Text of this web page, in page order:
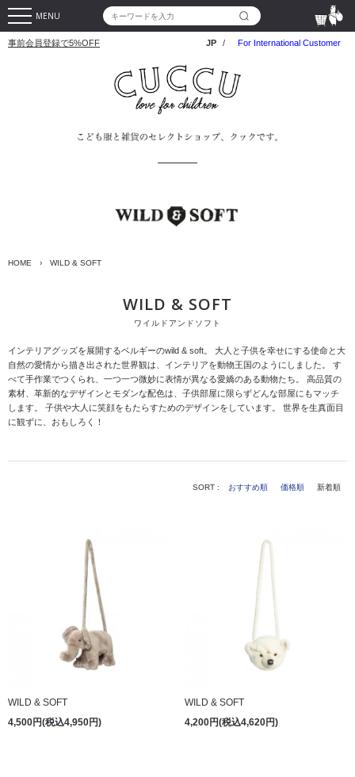
MENU
事前会員登録で5%OFF JP / For International Customer
HOME › WILD & SOFT
WILD & SOFT
ワイルドアンドソフト
インテリアグッズを展開するベルギーのwild & soft。
大人と子供を幸せにする使命と大
自然の愛情から描き出された世界観は、インテリアを動物王国のようにしました。
す
べて手作業でつくられ、一つ一つ微妙に表情が異なる愛嬌のある動物たち。
高品質の
素材、革新的なデザインとモダンな配色は、子供部屋に限らずどんな部屋にもマッチ
します。
子供や大人に笑顔をもたらすためのデザインをしています。
世界を生真面目
に観ずに、おもしろく！
SORT : おすすめ順 価格順 新着順
WILD & SOFT
4,500円(税込4,950円)
WILD & SOFT
4,200円(税込4,620円)